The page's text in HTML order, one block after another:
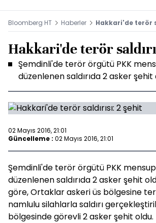
Bloomberg HT Haberler Hakkari'de terör
Hakkari'de terör
Şemdinli'de terör örgütü PKK
düzenlenen saldırıda 2 asker şehit
02 Mayıs 2016, 21:01
Güncelleme : 02 Mayıs 2016, 21:01
Şemdinli'de terör örgütü PKK
düzenlenen saldırıda 2 asker şehit
göre, Ortaklar askeri üs bölgesine
namlulu silahlarla saldırı
bölgesinde görevli 2 asker şehit oldu.